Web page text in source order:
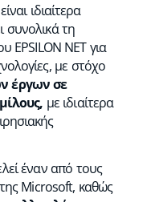
ιδιαίτερα
συνολικά τη
EPSILON NET για
με στόχο
έργων σε
με ιδιαίτερα
έναν από τους
Microsoft, καθώς